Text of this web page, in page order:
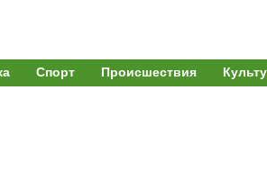
Спорт Происшествия